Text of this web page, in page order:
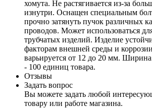
хомута. Не растягивается из-за
изнутри. Оснащен специальным
прочно затянуть пучок различных
проводов. Может использоваться
трубчатых изделий. Изделие
факторам внешней среды и
варьируется от 12 до 20 мм.
- 100 единиц товара.
Отзывы
Задать вопрос
Вы можете задать любой
товару или работе магазина.